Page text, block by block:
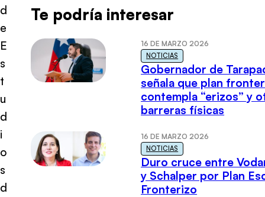
d
e
E
s
t
u
d
i
o
s
d
Te podría interesar
16 DE MARZO 2026
NOTICIAS
Gobernador de
señala que plan
contempla “erizos” y
barreras físicas
16 DE MARZO 2026
NOTICIAS
Duro cruce entre
y Schalper por Plan
Fronterizo